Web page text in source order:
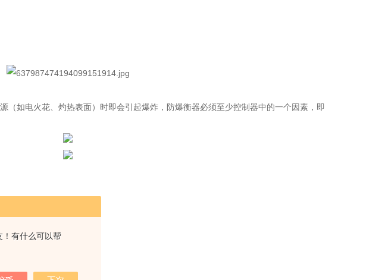
！有什么可以帮
（如电火花、灼热表面）时即会引起爆炸，防爆衡器必须至少控制器中的一个因素，即